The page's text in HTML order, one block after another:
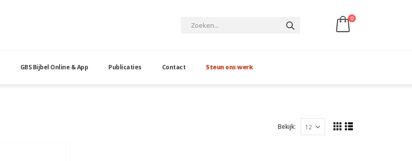
0
GBS Bijbel Online & App Publicaties Contact Steun ons werk
Bekijk: